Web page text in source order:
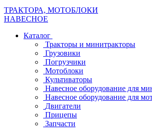
ТРАКТОРА, МОТОБЛОКИ
НАВЕСНОЕ
Каталог
Тракторы и минитракторы
Грузовики
Погрузчики
Мотоблоки
Культиваторы
Навесное оборудование для
Навесное оборудование для
Двигатели
Прицепы
Запчасти